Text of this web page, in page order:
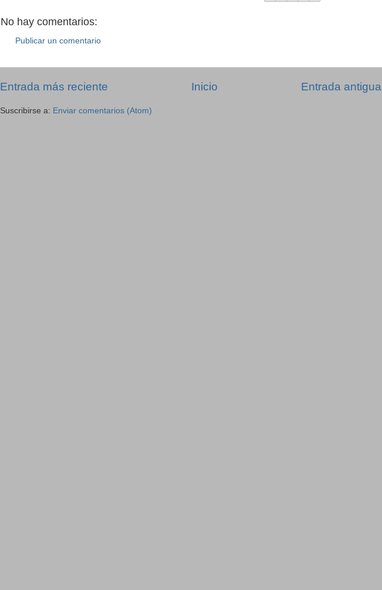
No hay comentarios:
Publicar un comentario
Entrada más reciente Entrada antigua
Inicio
Suscribirse a: Enviar comentarios (Atom)